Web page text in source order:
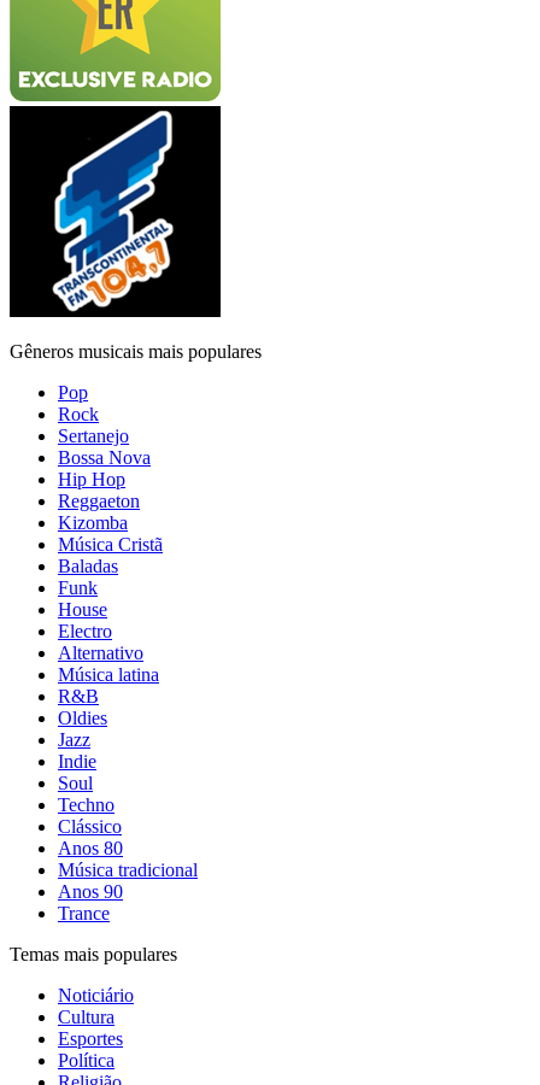
Gêneros musicais mais populares
Pop
Rock
Sertanejo
Bossa Nova
Hip Hop
Reggaeton
Kizomba
Música Cristã
Baladas
Funk
House
Electro
Alternativo
Música latina
R&B
Oldies
Jazz
Indie
Soul
Techno
Clássico
Anos 80
Música tradicional
Anos 90
Trance
Temas mais populares
Noticiário
Cultura
Esportes
Política